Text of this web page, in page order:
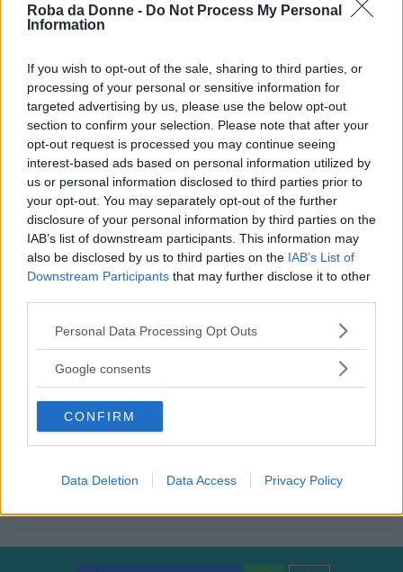
Roba da Donne - Do Not Process My Personal
Information
If you wish to opt-out of the sale, sharing to third parties, or
processing of your personal or sensitive information for
targeted advertising by us, please use the below opt-out
section to confirm your selection. Please note that after your
opt-out request is processed you may continue seeing
interest-based ads based on personal information utilized by
us or personal information disclosed to third parties prior to
your opt-out. You may separately opt-out of the further
disclosure of your personal information by third parties on the
IAB’s list of downstream participants. This information may
also be disclosed by us to third parties on the IAB’s List of
Downstream Participants that may further disclose it to other
Please note that this website/app uses one or more Google
not limited to your visit or usage behaviour. You may click to
use your data for below specified purposes in below Google
consent section.
Personal Data Processing Opt Outs
Google consents
CONFIRM
Data Deletion Data Access Privacy Policy
quanto certe scuole di pensiero sostengono,
sentono effettivamente male.
Ovviamente i neonati non possono dirci quanto
male sentono, ma questa ricerca, sempre
secondo la dottoressa, può evitare a tanti bimbi
di sentire male durante alcuneprocedure
mediche.
Voi lo sapevate che i neonati hanno la nostra
Seguici anche su Google News!
Ti è stato utile?
Non ci sono ancora voti.